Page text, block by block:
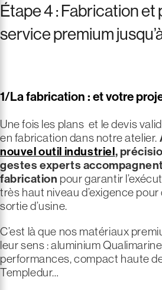
Étape 4 : Fabrication
service premium
1/La fabrication : et votre
Une fois les plans et le devis
en fabrication dans notre atelier.
nouvel outil industriel,
gestes experts
fabrication pour garantir
très haut niveau d’exigence
sortie d’usine.
C’est là que nos matériaux
leur sens : aluminium
performances, compact haute
Templedur…